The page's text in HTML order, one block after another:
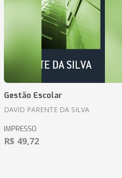
Gestão Escolar
DAVID PARENTE DA SILVA
IMPRESSO
R$ 49,72